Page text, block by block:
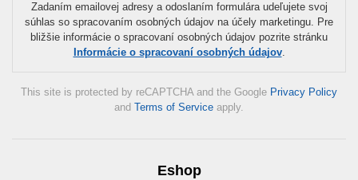
Zadaním emailovej adresy a odoslaním formulára udeľujete svoj
súhlas so spracovaním osobných údajov na účely marketingu. Pre
bližšie informácie o spracovaní osobných údajov pozrite stránku
Informácie o spracovaní osobných údajov.
This site is protected by reCAPTCHA and the Google Privacy Policy
and Terms of Service apply.
Eshop